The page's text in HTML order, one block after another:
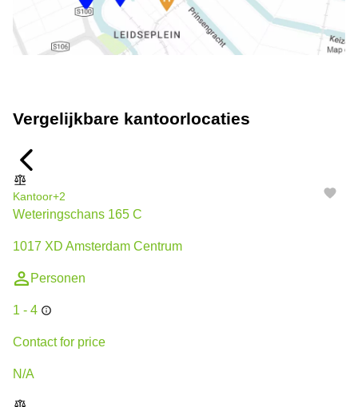
Vergelijkbare kantoorlocaties
Kantoor+2
Weteringschans 165 C
1017 XD Amsterdam Centrum
Personen
1 - 4
Contact for price
N/A